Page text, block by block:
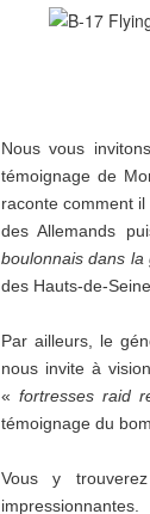
Nous vous
témoignage de
raconte comment
des Allemands
boulonnais dans la
des Hauts-de-
Par ailleurs, le
nous invite à
« fortresses raid
témoignage du
Vous y
impressionnantes.